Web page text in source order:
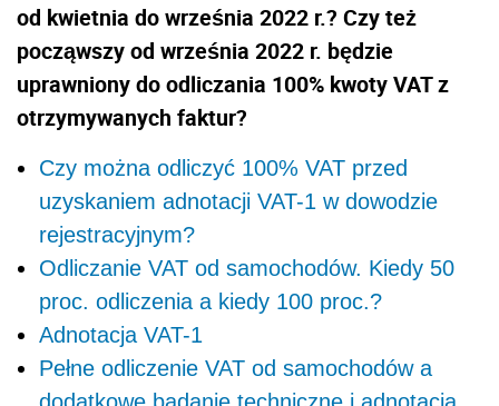
od kwietnia do września 2022 r.? Czy też
począwszy od września 2022 r. będzie
uprawniony do odliczania 100% kwoty VAT z
otrzymywanych faktur?
Czy można odliczyć 100% VAT przed
uzyskaniem adnotacji VAT-1 w dowodzie
rejestracyjnym?
Odliczanie VAT od samochodów. Kiedy 50
proc. odliczenia a kiedy 100 proc.?
Adnotacja VAT-1
Pełne odliczenie VAT od samochodów a